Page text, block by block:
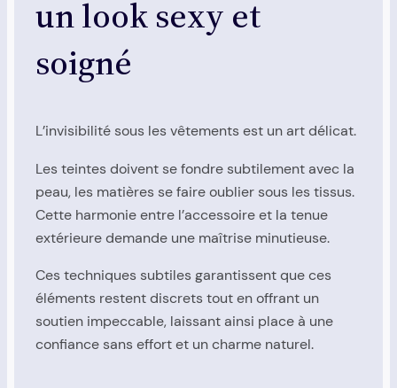
un look sexy et
soigné
L’invisibilité sous les vêtements est un art délicat.
Les teintes doivent se fondre subtilement avec la
peau, les matières se faire oublier sous les tissus.
Cette harmonie entre l’accessoire et la tenue
extérieure demande une maîtrise minutieuse.
Ces techniques subtiles garantissent que ces
éléments restent discrets tout en offrant un
soutien impeccable, laissant ainsi place à une
confiance sans effort et un charme naturel.